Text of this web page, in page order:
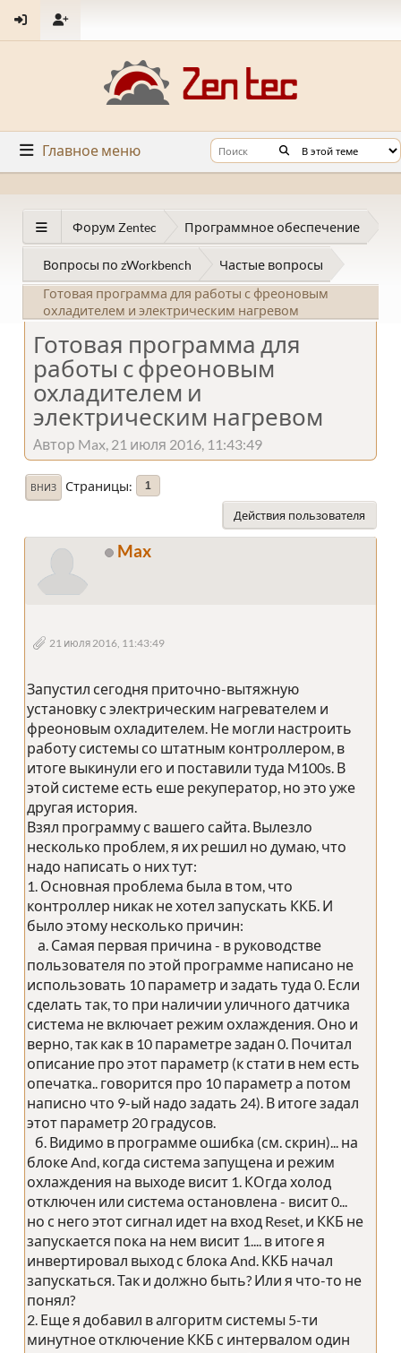
Главное меню
Форум Zentec Программное обеспечение
Вопросы по zWorkbench
Частые вопросы
Готовая программа для работы с фреоновым
охладителем и электрическим нагревом
Готовая программа для
работы с фреоновым
охладителем и
электрическим нагревом
Автор Max, 21 июля 2016, 11:43:49
ВНИЗ Страницы 1
Действия пользователя
Max
21 июля 2016, 11:43:49
Запустил сегодня приточно-вытяжную
установку с электрическим нагревателем и
фреоновым охладителем. Не могли настроить
работу системы со штатным контроллером, в
итоге выкинули его и поставили туда M100s. В
этой системе есть еше рекуператор, но это уже
другая история.
Взял программу с вашего сайта. Вылезло
несколько проблем, я их решил но думаю, что
надо написать о них тут:
1. Основная проблема была в том, что
контроллер никак не хотел запускать ККБ. И
было этому несколько причин:
а. Самая первая причина - в руководстве
пользователя по этой программе написано не
использовать 10 параметр и задать туда 0. Если
сделать так, то при наличии уличного датчика
система не включает режим охлаждения. Оно и
верно, так как в 10 параметре задан 0. Почитал
описание про этот параметр (к стати в нем есть
опечатка.. говорится про 10 параметр а потом
написно что 9-ый надо задать 24). В итоге задал
этот параметр 20 градусов.
б. Видимо в программе ошибка (см. скрин)... на
блоке And, когда система запущена и режим
охлаждения на выходе висит 1. КОгда холод
отключен или система остановлена - висит 0...
но с него этот сигнал идет на вход Reset, и ККБ не
запускается пока на нем висит 1.... в итоге я
инвертировал выход с блока And. ККБ начал
запускаться. Так и должно быть? Или я что-то не
понял?
2. Еще я добавил в алгоритм системы 5-ти
минутное отключение ККБ с интервалом один